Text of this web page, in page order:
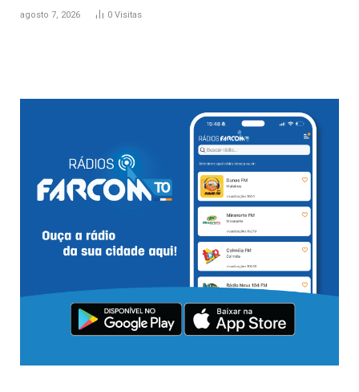
agosto 7, 2026 0 Visitas